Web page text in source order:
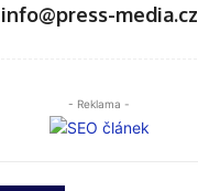
info@press-media.cz
- Reklama -